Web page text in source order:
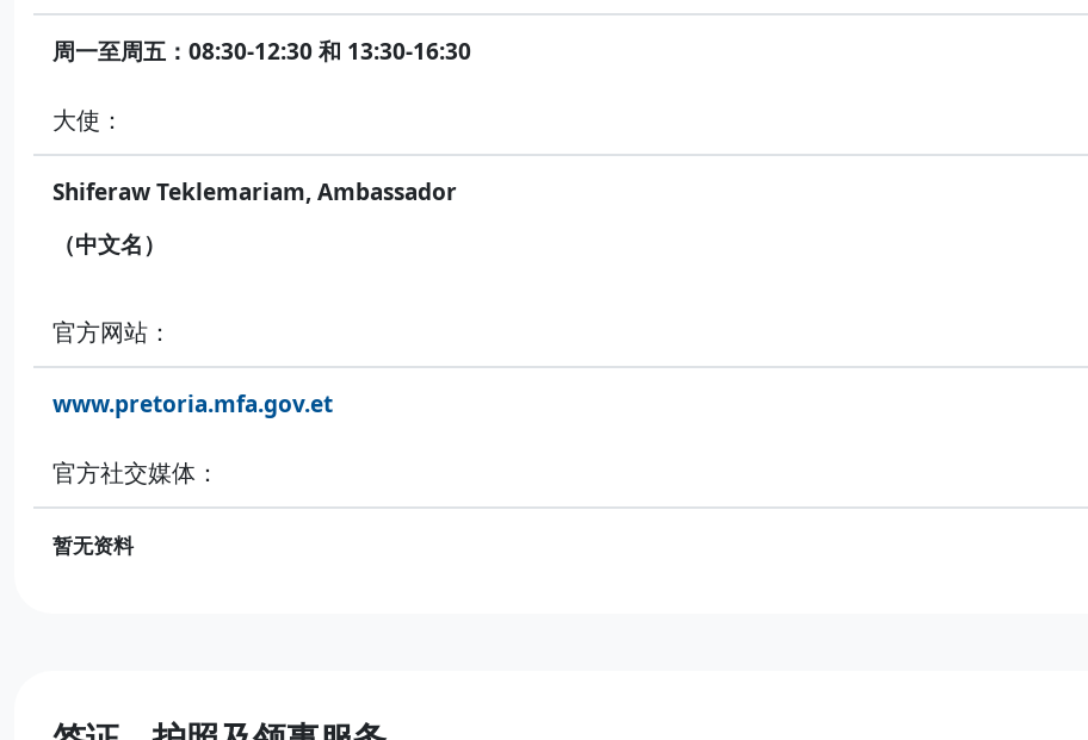
周一至周五：08:30-12:30 和 13:30-16:30
大使：
Shiferaw Teklemariam, Ambassador
（中文名）
官方网站：
www.pretoria.mfa.gov.et
官方社交媒体：
暂无资料